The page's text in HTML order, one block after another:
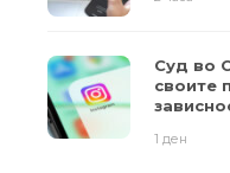
Суд во
своите
1 ден